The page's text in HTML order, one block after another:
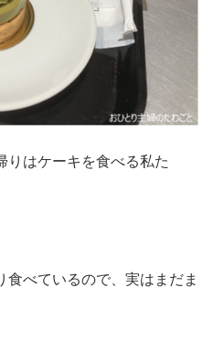
りはケーキを食べる私た
食べているので、実はまだま